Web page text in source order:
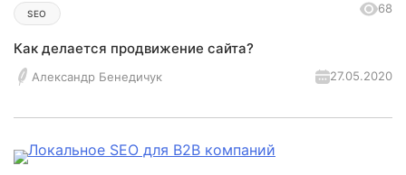
SEO 68
Как делается продвижение сайта?
Александр Бенедичук 27.05.2020